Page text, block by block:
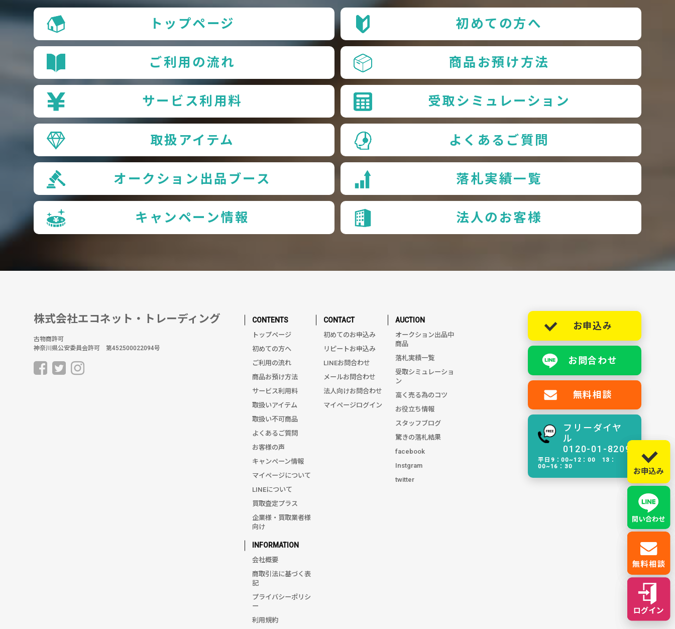
トップページ 初めての方へ
ご利用の流れ 商品お預け方法
サービス利用料 受取シミュレーション
取扱アイテム よくあるご質問
オークション出品ブース 落札実績一覧
キャンペーン情報 法人のお客様
株式会社エコネット・トレーディング
古物商許可
神奈川県公安委員会許可 第452500022094号
CONTENTS
トップページ
初めての方へ
ご利用の流れ
商品お預け方法
サービス利用料
取扱いアイテム
取扱い不可商品
よくあるご質問
お客様の声
キャンペーン情報
マイページについて
LINEについて
買取査定プラス
企業様・買取業者様
向け
CONTACT
初めてのお申込み
リピートお申込み
LINEお問合わせ
メールお問合わせ
法人向けお問合わせ
マイページログイン
AUCTION
オークション出品中
商品
落札実績一覧
受取シミュレーショ
ン
高く売る為のコツ
お役立ち情報
スタッフブログ
驚きの落札結果
facebook
Instgram
twitter
INFORMATION
会社概要
商取引法に基づく表
記
プライバシーポリシ
ー
利用規約
お申込み
お問合わせ
無料相談
フリーダイヤ
ル
0120-01-8209
平日9：00~12：00 13：
00~16：30